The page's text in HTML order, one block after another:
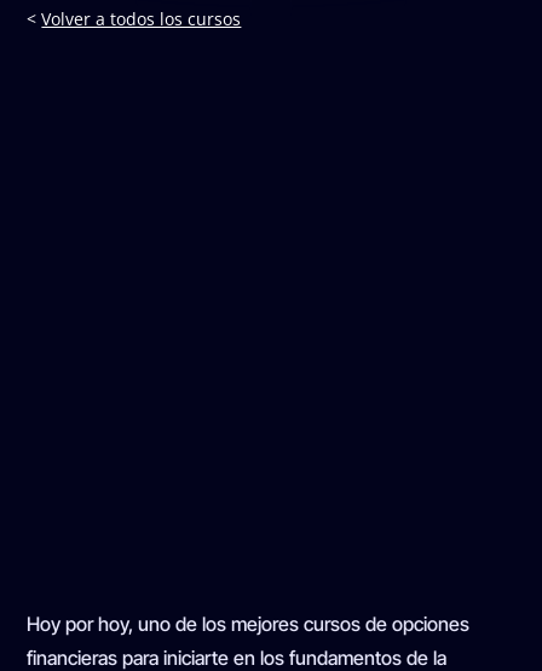
<Volver a todos los cursos
Hoy por hoy, uno de los mejores cursos de opciones
financieras para iniciarte en los fundamentos de la